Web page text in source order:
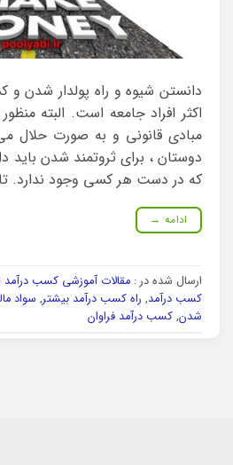
دانستن شیوه و راه پولدار شدن و
اکثر افراد جامعه است. البته
مبادی قانونی و به صورت حلال
دوستان ، برای ثروتمند شدن باید
که در دست هر کسی وجود ندارد.
ادامه →
ارسال شده در : مقالات آموزشی کسب درآمد
کسب درآمد, راه کسب درآمد بیشتر, سواد
شدن, کسب درآمد فراوان